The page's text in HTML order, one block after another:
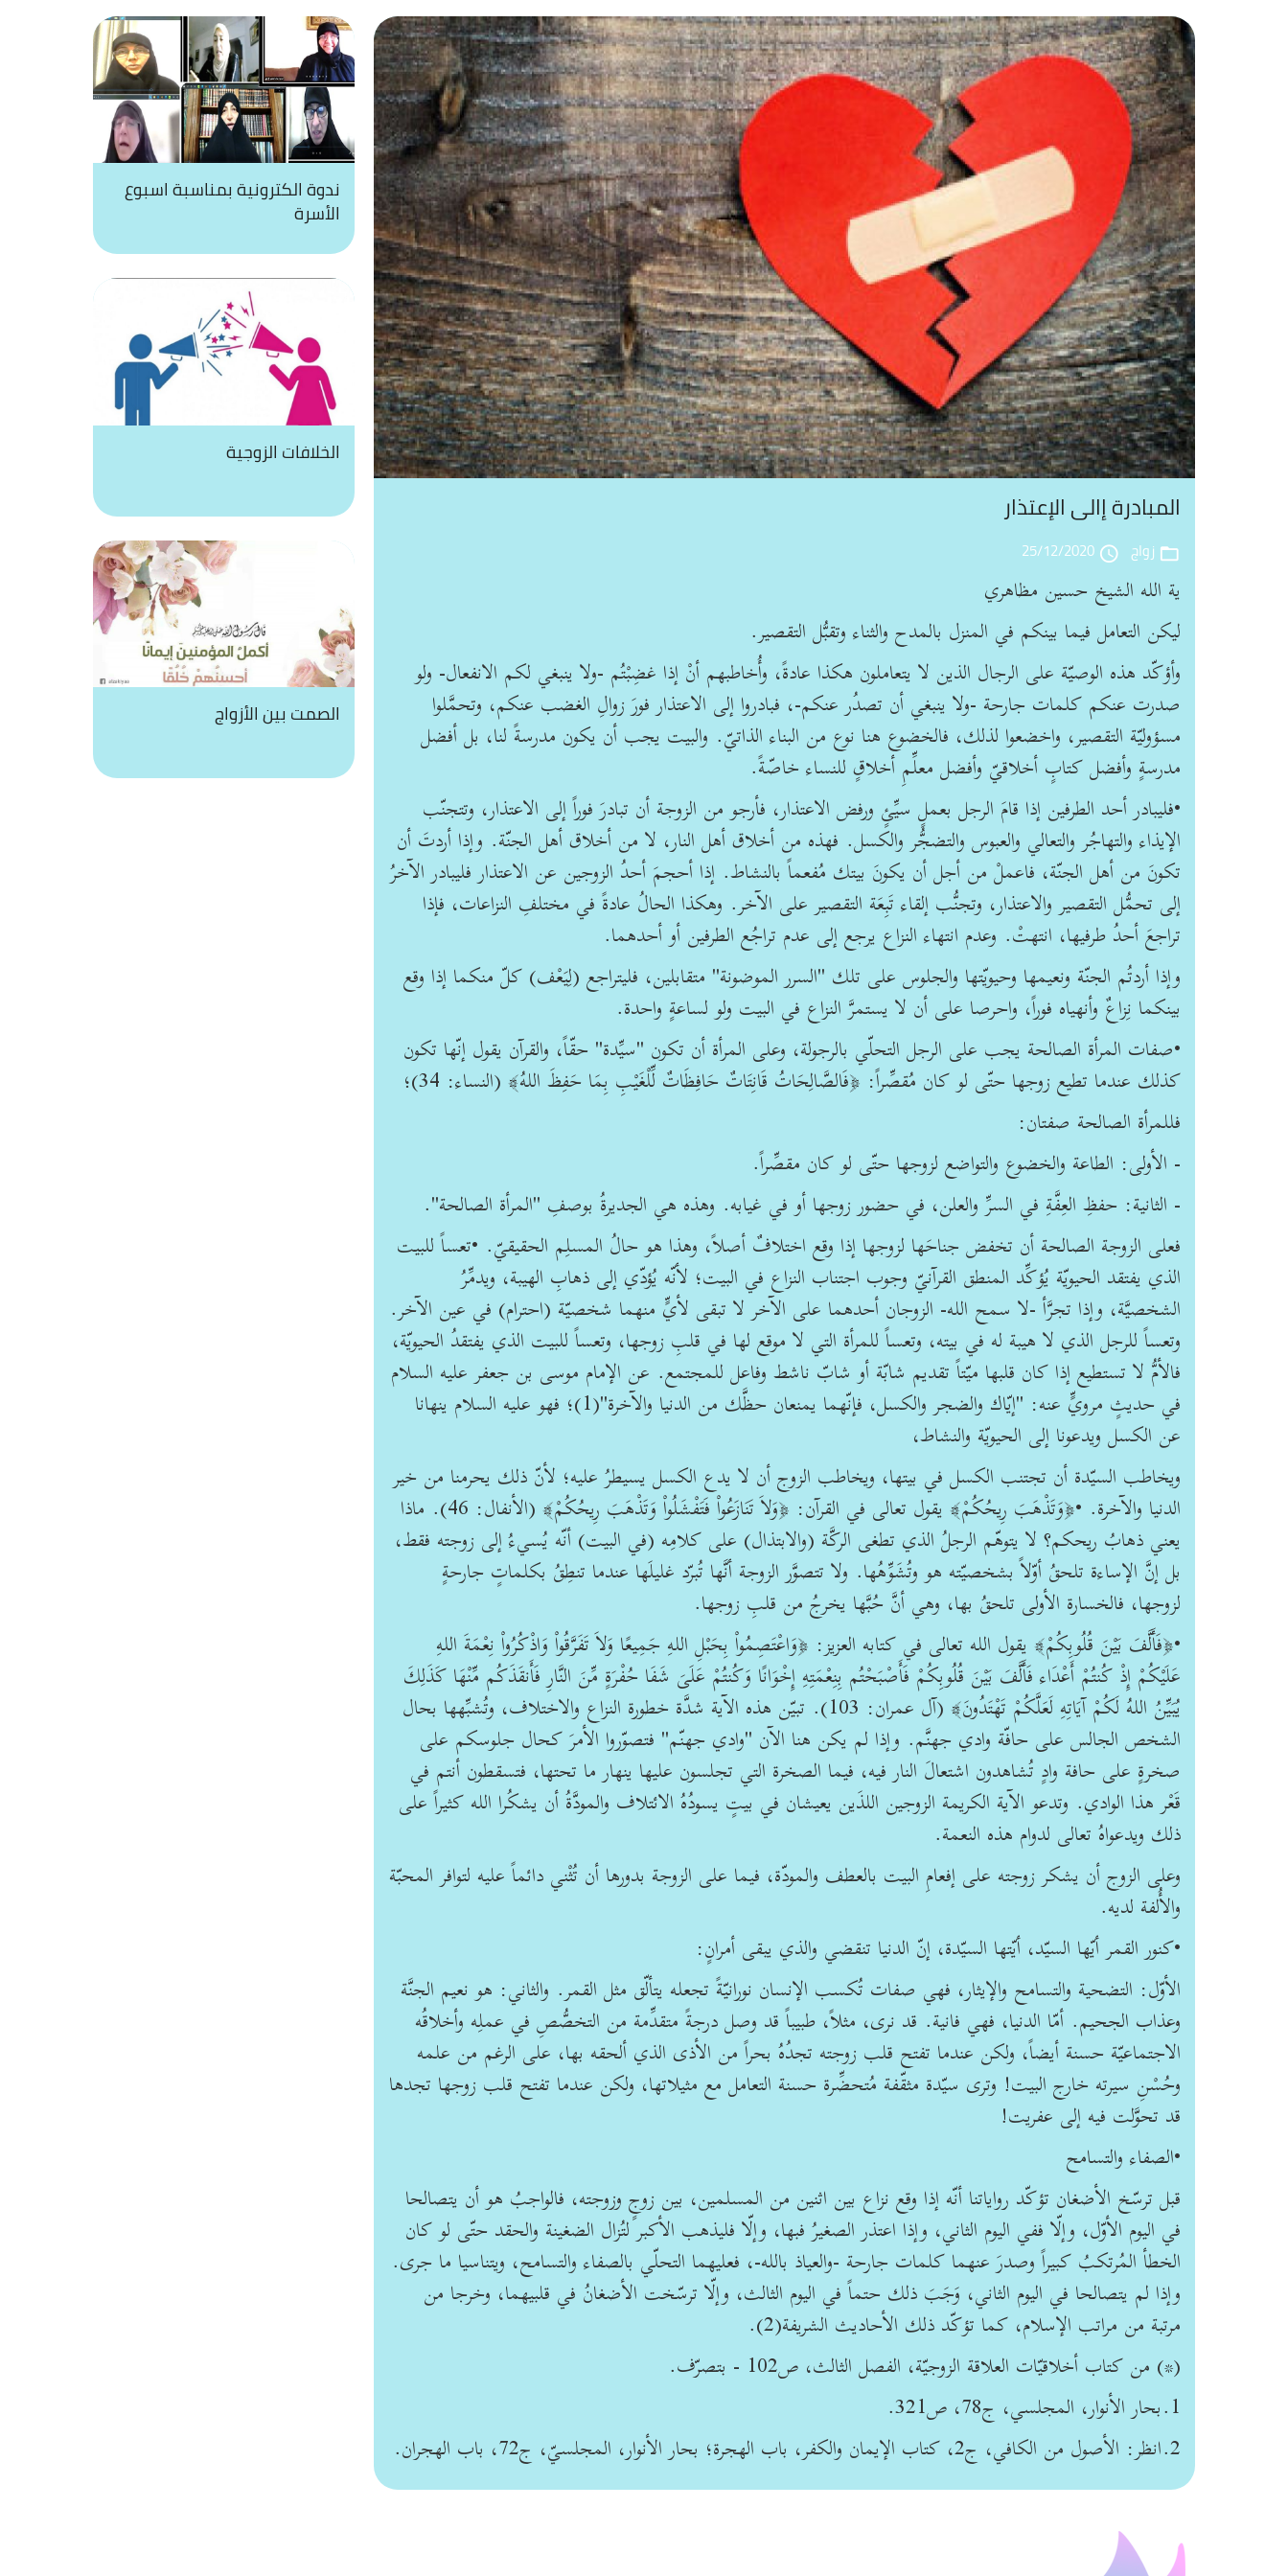
المبادرة إالى الإعتذار
folder_open زواج access_time
25/12/2020
ية الله الشيخ حسين مظاهري
ليكن التعامل فيما بينكم في المنزل بالمدح والثناء وتقبُّل التقصير.
وأؤكّد هذه الوصيّة على الرجال الذين لا يتعاملون هكذا عادةً، وأُخاطبهم أنْ إذا غضِبْتُم -ولا ينبغي لكم الانفعال- ولو
صدرت عنكم كلمات جارحة -ولا ينبغي أن تصدُر عنكم-، فبادروا إلى الاعتذار فورَ زوالِ الغضب عنكم، وتحمَّلوا
مسؤوليّة التقصير، واخضعوا لذلك، فالخضوع هنا نوع من البناء الذاتيّ. والبيت يجب أن يكون مدرسةً لنا، بل أفضل
مدرسةٍ وأفضل كتابٍ أخلاقيّ وأفضل معلِّمِ أخلاقٍ للنساء خاصّةً.
•فليبادر أحد الطرفين إذا قامَ الرجل بعملٍ سيِّئٍ ورفض الاعتذار، فأرجو من الزوجة أن تبادرَ فوراً إلى الاعتذار، وتتجنّب
الإيذاء والتهاجُر والتعالي والعبوس والتضجُّر والكسل. فهذه من أخلاق أهل النار، لا من أخلاق أهل الجنّة. وإذا أردتَ أن
تكونَ من أهل الجنّة، فاعملْ من أجل أن يكونَ بيتك مُفعماً بالنشاط. إذا أحجمَ أحدُ الزوجين عن الاعتذار فليبادر الآخرُ
إلى تحمُّل التقصير والاعتذار، وتجنُّب إلقاء تَبِعَة التقصير على الآخر. وهكذا الحالُ عادةً في مختلفِ النزاعات، فإذا
تراجعَ أحدُ طرفيها، انتهتْ. وعدم انتهاء النزاع يرجع إلى عدم تراجُع الطرفين أو أحدهما.
وإذا أردتُم الجنّة ونعيمها وحيويّتها والجلوس على تلك "السرر الموضونة" متقابلين، فليتراجع (لِيَعْف) كلّ منكما إذا وقع
بينكما نِزاعٌ وأنهياه فوراً، واحرصا على أن لا يستمرَّ النزاع في البيت ولو لساعةٍ واحدة.
•صفات المرأة الصالحة يجب على الرجل التحلّي بالرجولة، وعلى المرأة أن تكون "سيِّدة" حقّاً، والقرآن يقول إنّها تكون
كذلك عندما تطيع زوجها حتّى لو كان مُقصِّراً: ﴿فَالصَّالِحَاتُ قَانِتَاتٌ حَافِظَاتٌ لِّلْغَيْبِ بِمَا حَفِظَ اللهُ﴾ (النساء: 34)؛
فللمرأة الصالحة صفتان:
- الأولى: الطاعة والخضوع والتواضع لزوجها حتّى لو كان مقصِّراً.
- الثانية: حفظِ العِفَّةِ في السرِّ والعلن، في حضور زوجها أو في غيابه. وهذه هي الجديرةُ بوصفِ "المرأة الصالحة".
فعلى الزوجة الصالحة أن تخفض جناحَها لزوجها إذا وقع اختلافٌ أصلاً، وهذا هو حالُ المسلِم الحقيقيّ. •تعساً للبيت
الذي يفتقد الحيويّة يُؤكِّد المنطق القرآنيّ وجوب اجتناب النزاع في البيت؛ لأنّه يُؤدّي إلى ذهابِ الهيبة، ويدمِّرُ
الشخصيَّة، وإذا تجرَّأ -لا سمح الله- الزوجان أحدهما على الآخر لا تبقى لأيٍّ منهما شخصيّة (احترام) في عين الآخر.
وتعساً للرجل الذي لا هيبة له في بيته، وتعساً للمرأة التي لا موقع لها في قلبِ زوجها، وتعساً للبيت الذي يفتقدُ الحيويّة،
فالأمُّ لا تستطيع إذا كان قلبها ميّتاً تقديم شابّة أو شابّ ناشط وفاعل للمجتمع. عن الإمام موسى بن جعفر عليه السلام
في حديثٍ مرويٍّ عنه: "إيّاك والضجر والكسل، فإنّهما يمنعان حظَّك من الدنيا والآخرة"(1)؛ فهو عليه السلام ينهانا
عن الكسل ويدعونا إلى الحيويّة والنشاط،
ويخاطب السيّدة أن تجتنب الكسل في بيتها، ويخاطب الزوج أن لا يدع الكسل يسيطرُ عليه؛ لأنّ ذلك يحرمنا من خير
الدنيا والآخرة. •﴿وَتَذْهَبَ رِيحُكُمْ﴾ يقول تعالى في القرآن: ﴿وَلاَ تَنَازَعُواْ فَتَفْشَلُواْ وَتَذْهَبَ رِيحُكُمْ﴾ (الأنفال: 46). ماذا
يعني ذهابُ ريحكم؟ لا يتوهّم الرجلُ الذي تطغى الركَّة (والابتذال) على كلامِه (في البيت) أنّه يُسيءُ إلى زوجته فقط،
بل إنَّ الإساءة تلحقُ أوّلاً بشخصيّته هو وتُشَوِّهُها. ولا تتصوَّر الزوجة أنَّها تُبرّد غليلَها عندما تنطِقُ بكلماتٍ جارحةٍ
لزوجها، فالخسارة الأولى تلحقُ بها، وهي أنَّ حُبَّها يخرجُ من قلبِ زوجها.
•﴿فَأَلَّفَ بَيْنَ قُلُوبِكُمْ﴾ يقول الله تعالى في كتابه العزيز: ﴿وَاعْتَصِمُواْ بِحَبْلِ اللهِ جَمِيعًا وَلاَ تَفَرَّقُواْ وَاذْكُرُواْ نِعْمَةَ اللهِ
عَلَيْكُمْ إِذْ كُنتُمْ أَعْدَاء فَأَلَّفَ بَيْنَ قُلُوبِكُمْ فَأَصْبَحْتُم بِنِعْمَتِهِ إِخْوَانًا وَكُنتُمْ عَلَىَ شَفَا حُفْرَةٍ مِّنَ النَّارِ فَأَنقَذَكُم مِّنْهَا كَذَلِكَ
يُبَيِّنُ اللهُ لَكُمْ آيَاتِهِ لَعَلَّكُمْ تَهْتَدُونَ﴾ (آل عمران: 103). تبيّن هذه الآية شدَّة خطورة النزاع والاختلاف، وتُشبِّهها بحال
الشخص الجالس على حافّة وادي جهنَّم. وإذا لم يكن هنا الآن "وادي جهنّم" فتصوّروا الأمرَ كحال جلوسكم على
صخرةٍ على حافة وادٍ تُشاهدون اشتعالَ النار فيه، فيما الصخرة التي تجلسون عليها ينهار ما تحتها، فتسقطون أنتم في
قَعْر هذا الوادي. وتدعو الآية الكريمة الزوجين اللذَين يعيشان في بيتٍ يسودُهُ الائتلاف والمودَّةُ أن يشكُرا الله كثيراً على
ذلك ويدعواهُ تعالى لدوام هذه النعمة.
وعلى الزوج أن يشكر زوجته على إفعامِ البيت بالعطف والمودّة، فيما على الزوجة بدورها أن تُثْني دائماً عليه لتوافر المحبّة
والأُلفة لديه.
•كنور القمر أيّها السيّد، أيّتها السيّدة، إنّ الدنيا تنقضي والذي يبقى أمرانٍ:
الأوّل: التضحية والتسامح والإيثار، فهي صفات تُكسب الإنسان نورانيّةً تجعله يتألّق مثل القمر. والثاني: هو نعيم الجنَّة
وعذاب الجحيم. أمّا الدنيا، فهي فانية. قد نرى، مثلاً، طبيباً قد وصل درجةً متقدِّمة من التخصُّصِ في عملِه وأخلاقُه
الاجتماعيّة حسنة أيضاً، ولكن عندما تفتح قلب زوجته تجدُهُ بحراً من الأذى الذي ألحقه بها، على الرغم من علمه
وحُسْنِ سيرته خارج البيت! وترى سيّدة مثقّفة مُتحضِّرة حسنة التعامل مع مثيلاتها، ولكن عندما تفتح قلب زوجها تجدها
قد تحوَّلت فيه إلى عفريت!
•الصفاء والتسامح
قبل ترسّخ الأضغان تؤكّد رواياتنا أنّه إذا وقع نزاع بين اثنين من المسلمين، بين زوجٍ وزوجته، فالواجبُ هو أن يتصالحا
في اليوم الأوّل، وإلّا ففي اليوم الثاني، وإذا اعتذر الصغيرُ فبها، وإلّا فليذهب الأكبر لتُزال الضغينة والحقد حتّى لو كان
الخطأ المُرتكبُ كبيراً وصدرَ عنهما كلمات جارحة -والعياذ بالله-، فعليهما التحلّي بالصفاء والتسامح، ويتناسيا ما جرى.
وإذا لم يتصالحا في اليوم الثاني، وَجَبَ ذلك حتماً في اليوم الثالث، وإلّا ترسّخت الأضغانُ في قلبيهما، وخرجا من
مرتبة من مراتب الإسلام، كما تؤكّد ذلك الأحاديث الشريفة(2).
(*) من كتاب أخلاقيّات العلاقة الزوجيّة، الفصل الثالث، ص102 - بتصرّف.
1.بحار الأنوار، المجلسي، ج78، ص321.
2.انظر: الأصول من الكافي، ج2، كتاب الإيمان والكفر، باب الهجرة؛ بحار الأنوار، المجلسيّ، ج72، باب الهجران.
ندوة الكترونية بمناسبة اسبوع
الأسرة
الخلافات الزوجية
الصمت بين الأزواج